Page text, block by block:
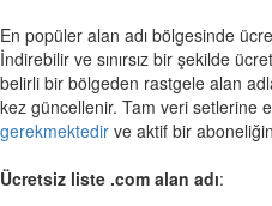
En popüler alan adı bölgesinde
İndirebilir ve sınırsız bir şekilde
belirli bir bölgeden rastgele alan
kez güncellenir. Tam veri setlerine
gerekmektedir ve aktif bir
Ücretsiz liste .com alan adı: